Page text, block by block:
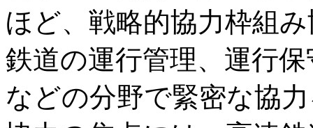
ほど、戦略的協力枠組
鉄道の運行管理、運行
などの分野で緊密な協